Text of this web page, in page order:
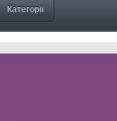
Категорії